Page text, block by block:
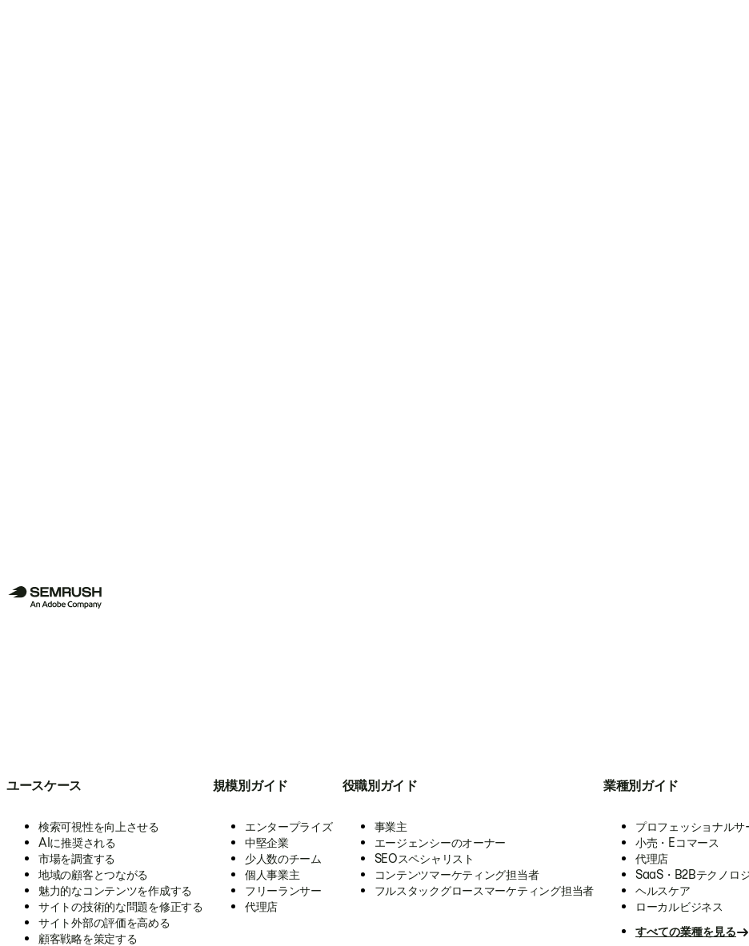
ユースケース
検索可視性を向上させる
AIに推奨される
市場を調査する
地域の顧客とつながる
魅力的なコンテンツを作成する
サイトの技術的な問題を修正する
サイト外部の評価を高める
顧客戦略を策定する
規模別ガイド
エンタープライズ
中堅企業
少人数のチーム
個人事業主
フリーランサー
代理店
役職別ガイド
事業主
エージェンシーのオーナー
SEOスペシャリスト
コンテンツマーケティング担当者
フルスタックグロースマーケティング担当者
業種別ガイド
プロフェッショナルサ
小売・Eコマース
代理店
SaaS・B2Bテクノロ
ヘルスケア
ローカルビジネス
すべての業種を見る